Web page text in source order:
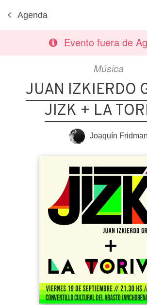
Agenda
Evento fuera de
Música
JUAN IZKIERDO
JIZK + LA
Joaquín Fridman